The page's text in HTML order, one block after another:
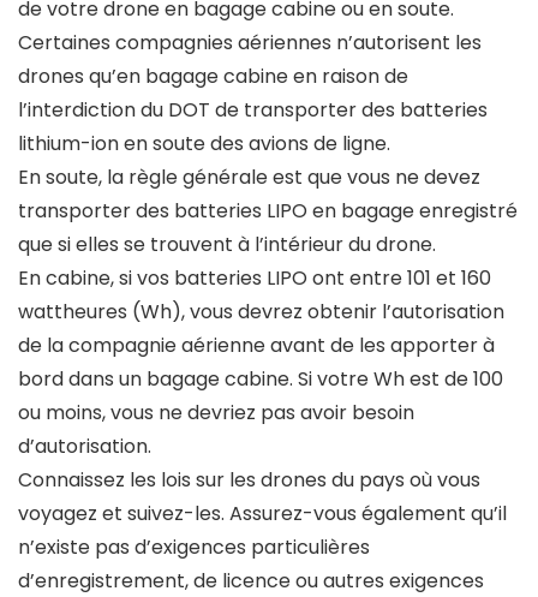
de votre drone en bagage cabine ou en soute.
Certaines compagnies aériennes n’autorisent les
drones qu’en bagage cabine en raison de
l’interdiction du DOT de transporter des batteries
lithium-ion en soute des avions de ligne.
En soute, la règle générale est que vous ne devez
transporter des batteries LIPO en bagage enregistré
que si elles se trouvent à l’intérieur du drone.
En cabine, si vos batteries LIPO ont entre 101 et 160
wattheures (Wh), vous devrez obtenir l’autorisation
de la compagnie aérienne avant de les apporter à
bord dans un bagage cabine. Si votre Wh est de 100
ou moins, vous ne devriez pas avoir besoin
d’autorisation.
Connaissez les lois sur les drones du pays où vous
voyagez et suivez-les. Assurez-vous également qu’il
n’existe pas d’exigences particulières
d’enregistrement, de licence ou autres exigences